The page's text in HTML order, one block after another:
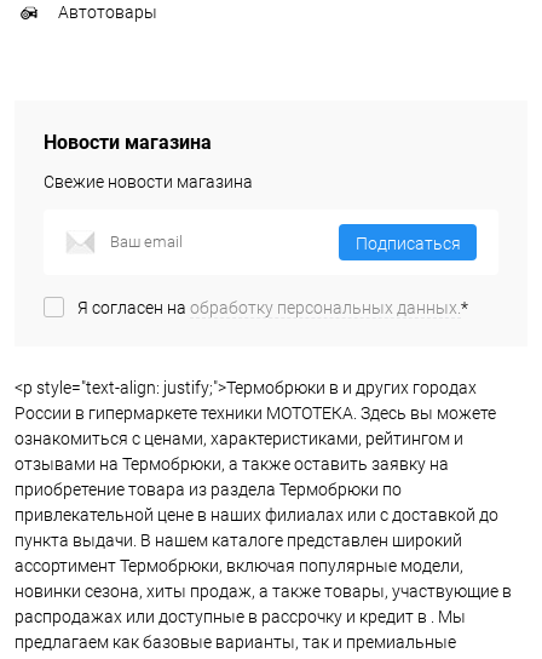
Автотовары
Новости магазина
Свежие новости магазина
Подписаться
Я согласен на обработку персональных данных.*
<p style="text-align: justify;">Термобрюки в и других городах
России в гипермаркете техники МОТОТЕКА. Здесь вы можете
ознакомиться с ценами, характеристиками, рейтингом и
отзывами на Термобрюки, а также оставить заявку на
приобретение товара из раздела Термобрюки по
привлекательной цене в наших филиалах или с доставкой до
пункта выдачи. В нашем каталоге представлен широкий
ассортимент Термобрюки, включая популярные модели,
новинки сезона, хиты продаж, а также товары, участвующие в
распродажах или доступные в рассрочку и кредит в . Мы
предлагаем как базовые варианты, так и премиальные